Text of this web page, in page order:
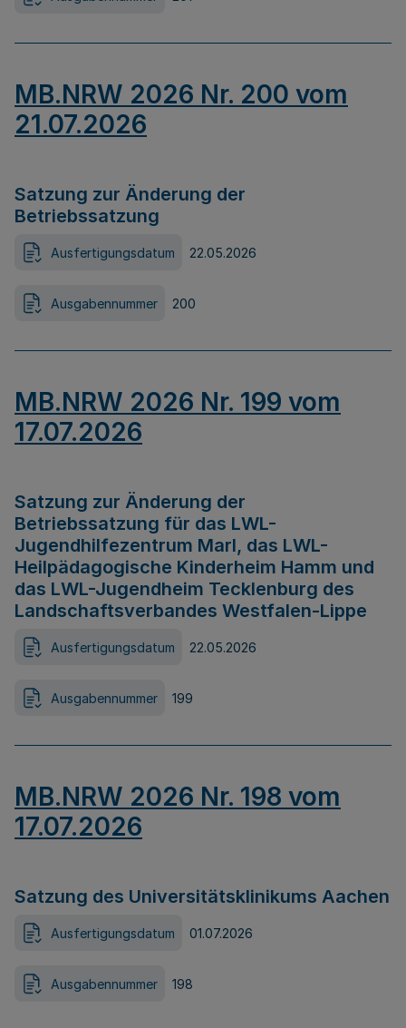
MB.NRW 2026 Nr. 200 vom
21.07.2026
Satzung zur Änderung der
Betriebssatzung
Ausfertigungsdatum 22.05.2026
Ausgabennummer 200
MB.NRW 2026 Nr. 199 vom
17.07.2026
Satzung zur Änderung der
Betriebssatzung für das LWL-
Jugendhilfezentrum Marl, das LWL-
Heilpädagogische Kinderheim Hamm und
das LWL-Jugendheim Tecklenburg des
Landschaftsverbandes Westfalen-Lippe
Ausfertigungsdatum 22.05.2026
Ausgabennummer 199
MB.NRW 2026 Nr. 198 vom
17.07.2026
Satzung des Universitätsklinikums Aachen
Ausfertigungsdatum 01.07.2026
Ausgabennummer 198